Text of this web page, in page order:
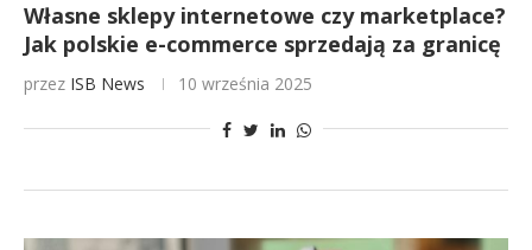
Własne sklepy internetowe czy marketplace?
Jak polskie e-commerce sprzedają za granicę
przez ISB News 10 września 2025